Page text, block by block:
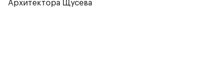
Архитектора Щусева